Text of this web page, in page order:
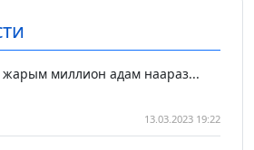
миллион адам наараз...
13.03.2023 19:22